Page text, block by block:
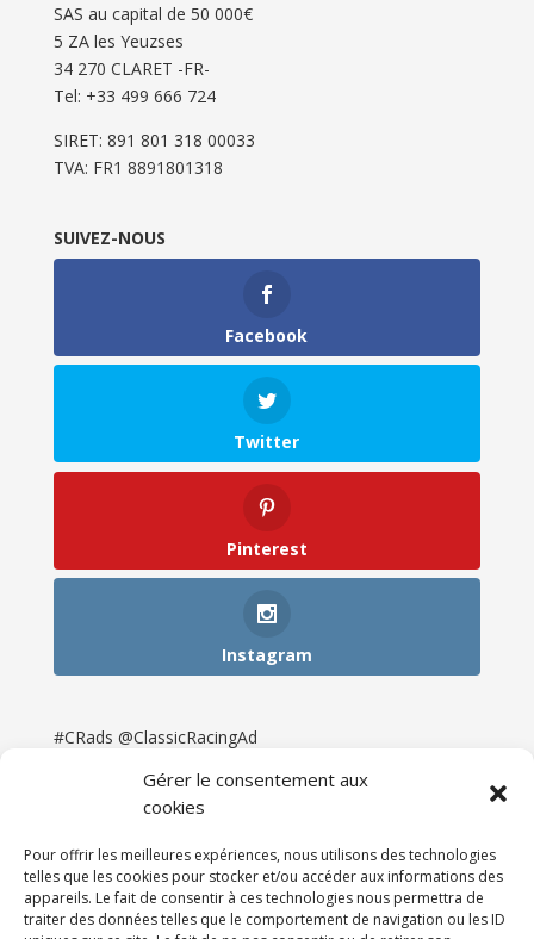
Gérer le consentement aux
cookies
Pour offrir les meilleures expériences, nous utilisons des technologies
telles que les cookies pour stocker et/ou accéder aux informations des
appareils. Le fait de consentir à ces technologies nous permettra de
traiter des données telles que le comportement de navigation ou les ID
SAS au capital de 50 000€
5 ZA les Yeuzses
34 270 CLARET -FR-
Tel: ‭+33 499 666 724‬
SIRET: 891 801 318 00033
TVA: FR1 8891801318
SUIVEZ-NOUS
Facebook
Twitter
Pinterest
Instagram
#CRads @ClassicRacingAd